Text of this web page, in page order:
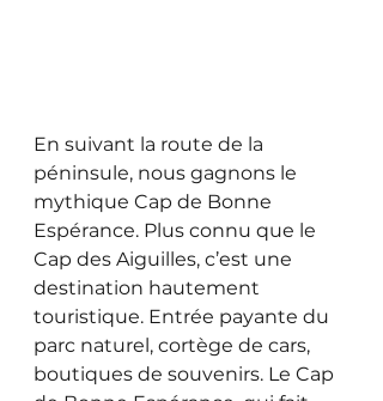
En suivant la route de la
péninsule, nous gagnons le
mythique Cap de Bonne
Espérance. Plus connu que le
Cap des Aiguilles, c’est une
destination hautement
touristique. Entrée payante du
parc naturel, cortège de cars,
boutiques de souvenirs. Le Cap